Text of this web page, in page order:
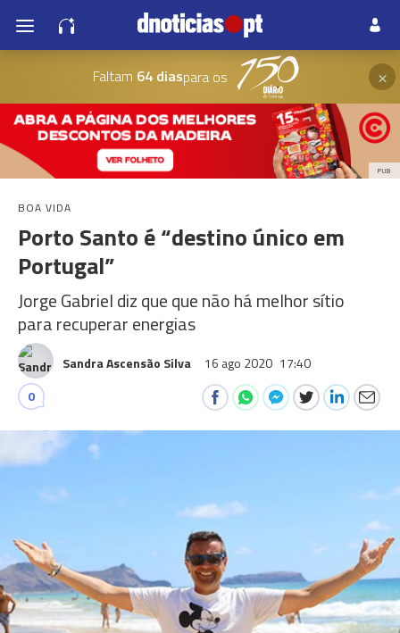
Faltam 64 diaspara os ×
PUB
BOA VIDA
Porto Santo é “destino único em
Portugal”
Jorge Gabriel diz que que não há melhor sítio
para recuperar energias
Sandra Ascensão Silva 16 ago 2020 17:40
0